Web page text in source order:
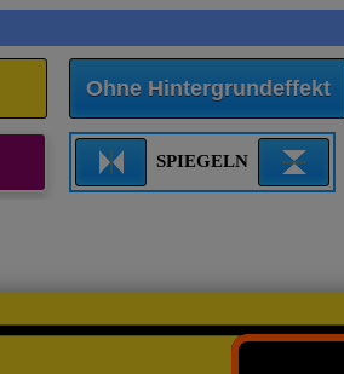
Ohne Hintergrundeffekt
SPIEGELN